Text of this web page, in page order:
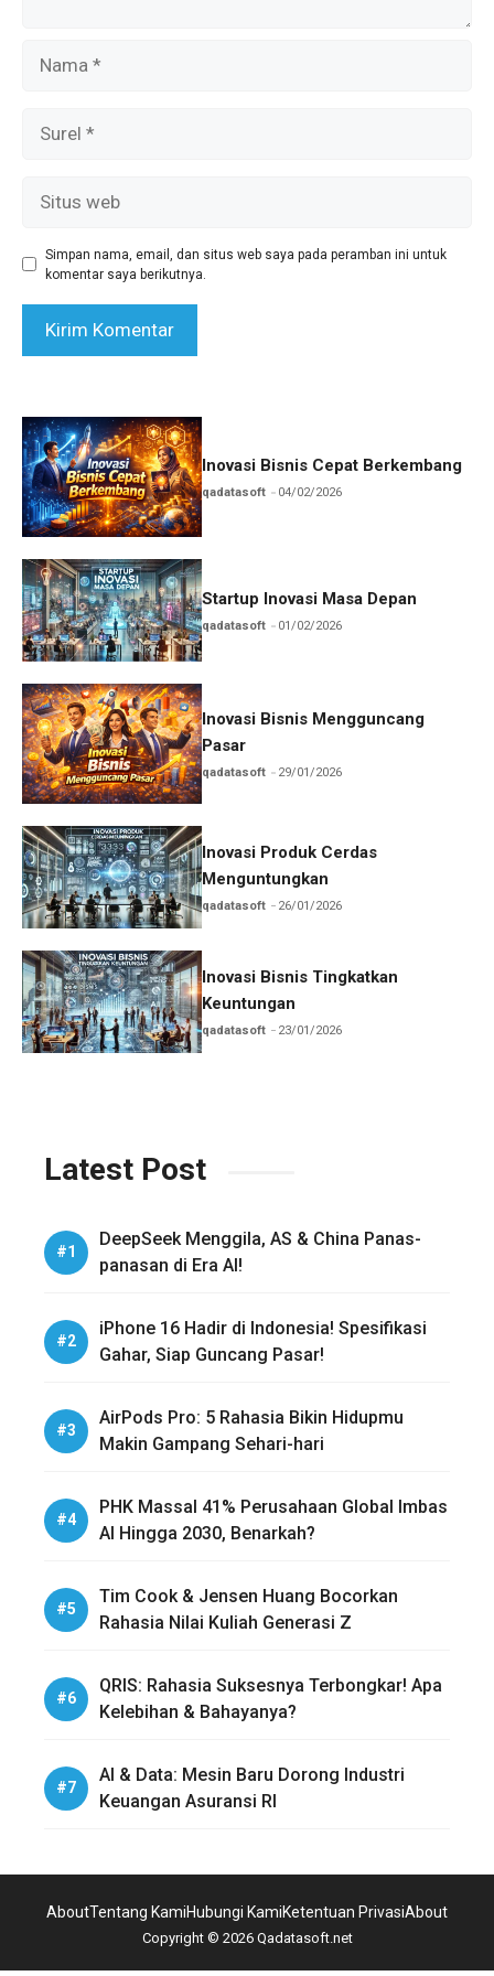
web
Simpan nama, email, dan situs web saya pada peramban ini untuk
komentar saya berikutnya.
Inovasi Bisnis Cepat Berkembang
qadatasoft 04/02/2026
Startup Inovasi Masa Depan
qadatasoft 01/02/2026
Inovasi Bisnis Mengguncang
Pasar
qadatasoft 29/01/2026
Inovasi Produk Cerdas
Menguntungkan
qadatasoft 26/01/2026
Inovasi Bisnis Tingkatkan
Keuntungan
qadatasoft 23/01/2026
Latest Post
DeepSeek Menggila, AS & China Panas-
panasan di Era AI!
iPhone 16 Hadir di Indonesia! Spesifikasi
Gahar, Siap Guncang Pasar!
AirPods Pro: 5 Rahasia Bikin Hidupmu
Makin Gampang Sehari-hari
PHK Massal 41% Perusahaan Global Imbas
AI Hingga 2030, Benarkah?
Tim Cook & Jensen Huang Bocorkan
Rahasia Nilai Kuliah Generasi Z
QRIS: Rahasia Suksesnya Terbongkar! Apa
Kelebihan & Bahayanya?
AI & Data: Mesin Baru Dorong Industri
Keuangan Asuransi RI
Copyright © 2026 Qadatasoft.net
AboutTentang KamiHubungi KamiKetentuan PrivasiAbout